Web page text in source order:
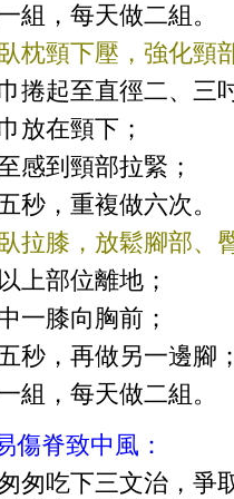
組，每天做二組。
枕頸下壓，強化頸
捲起至直徑二、三
放在頸下；
感到頸部拉緊；
秒，重複做六次。
拉膝，放鬆腳部、
上部位離地；
一膝向胸前；
秒，再做另一邊腳
組，每天做二組。
傷脊致中風：
匆吃下三文治，爭